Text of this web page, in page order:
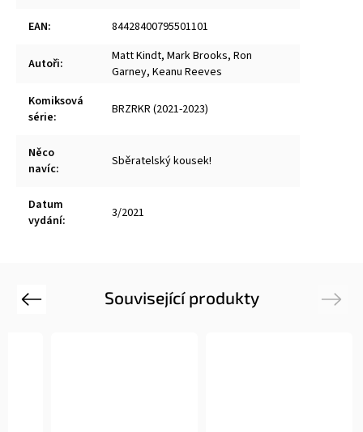
EAN: 84428400795501101
Autoři: Matt Kindt, Mark Brooks, Ron
Garney, Keanu Reeves
Komiksová
série: BRZRKR (2021-2023)
Něco
navíc: Sběratelský kousek!
Datum
vydání: 3/2021
Související produkty
Previous Next